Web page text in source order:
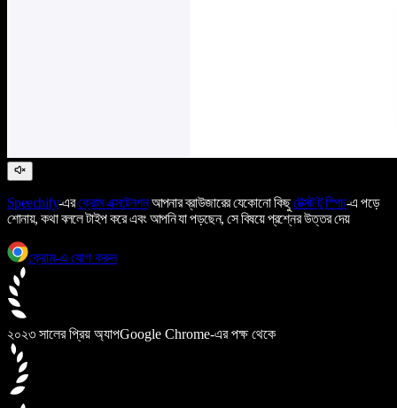
Speechify-এরক্রোম এক্সটেনশনআপনার ব্রাউজারের যেকোনো কিছুটেক্সট টু স্পিচ-এ পড়ে
শোনায়, কথা বললে টাইপ করে এবং আপনি যা পড়ছেন, সে বিষয়ে প্রশ্নের উত্তর দেয়
ক্রোম-এ যোগ করুন
২০২৩ সালের প্রিয় অ্যাপGoogle Chrome-এর পক্ষ থেকে